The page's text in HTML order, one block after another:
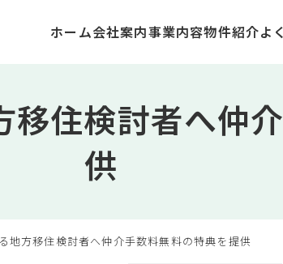
ホーム会社案内事業内容物件紹介よ
住検討者へ仲
供
地方移住検討者へ仲介手数料無料の特典を提供